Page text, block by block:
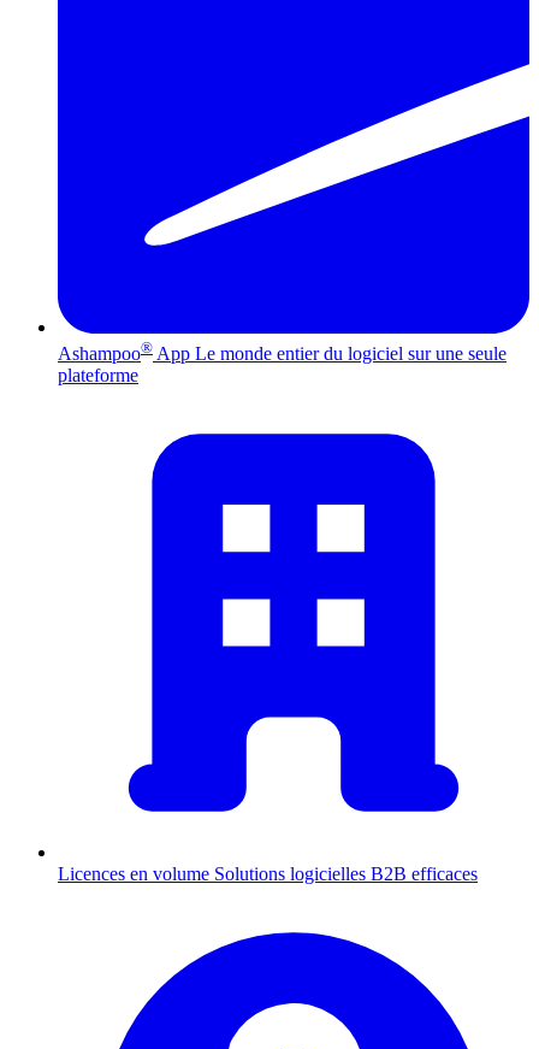
Ashampoo® App Le monde entier du logiciel sur une seule
plateforme
Licences en volume Solutions logicielles B2B efficaces